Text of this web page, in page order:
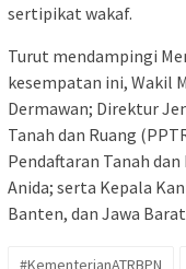
sertipikat wakaf.
Turut mendampingi
kesempatan ini, Wakil
Dermawan; Direktur
Tanah dan Ruang
Pendaftaran Tanah dan
Anida; serta Kepala
Banten, dan Jawa Barat
#KementerianATRBPN